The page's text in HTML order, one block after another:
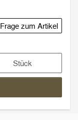
Frage zum Artikel
Stück